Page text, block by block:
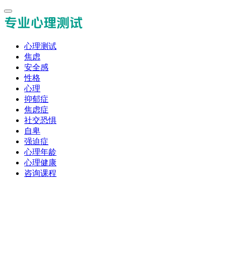
心理测试
焦虑
安全感
性格
心理
抑郁症
焦虑症
社交恐惧
自卑
强迫症
心理年龄
心理健康
咨询课程